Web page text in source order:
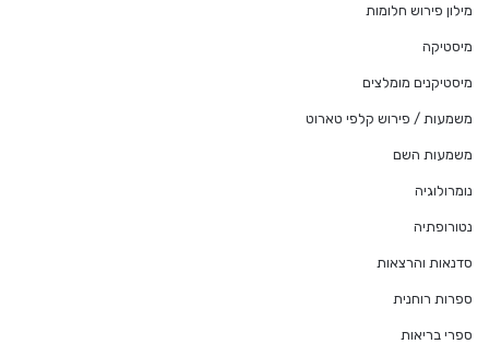
מילון פירוש חלומות
מיסטיקה
מיסטיקנים מומלצים
משמעות / פירוש קלפי טארוט
משמעות השם
נומרולוגיה
נטורופתיה
סדנאות והרצאות
ספרות רוחנית
ספרי בריאות